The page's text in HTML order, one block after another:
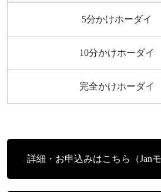
5分かけホーダイ
10分かけホーダイ
完全かけホーダイ
詳細・お申込みはこちら（Jan